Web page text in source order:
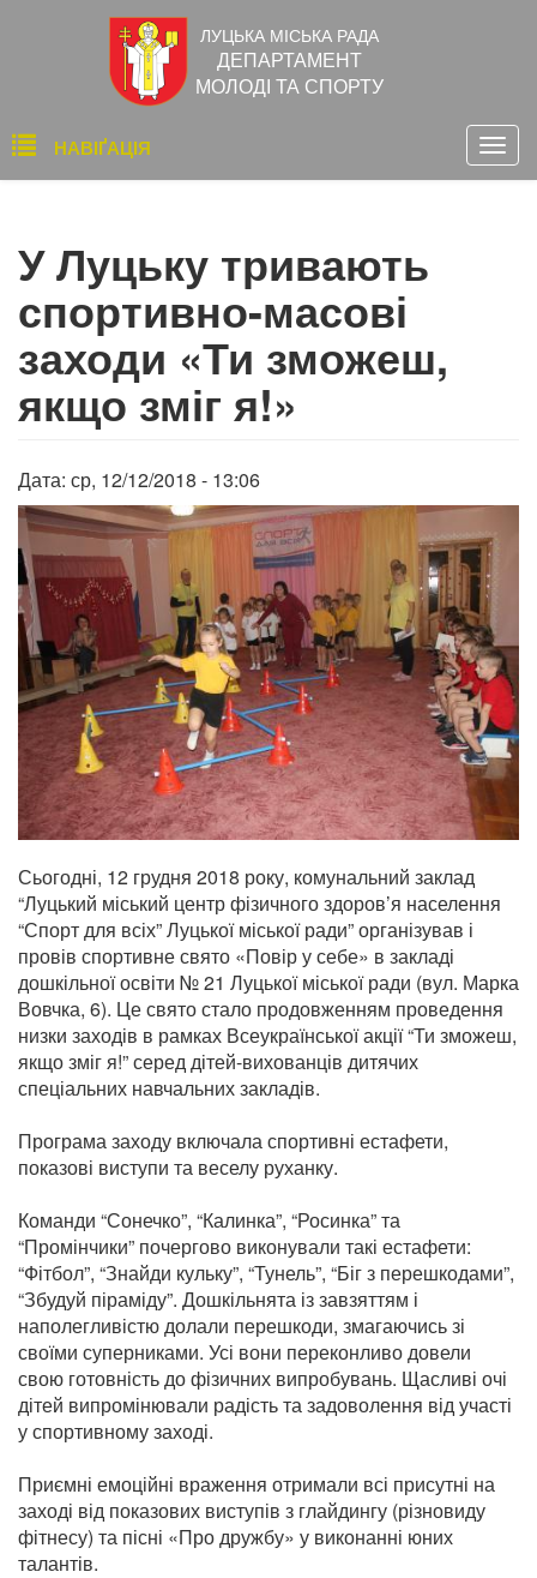
ЛУЦЬКА МІСЬКА РАДА
ДЕПАРТАМЕНТ
МОЛОДІ ТА СПОРТУ
Основна
навіґація
НАВІҐАЦІЯ
У Луцьку тривають
спортивно-масові
заходи «Ти зможеш,
якщо зміг я!»
Дата: ср, 12/12/2018 - 13:06
Сьогодні, 12 грудня 2018 року, комунальний заклад
“Луцький міський центр фізичного здоров’я населення
“Спорт для всіх” Луцької міської ради” організував і
провів спортивне свято «Повір у себе» в закладі
дошкільної освіти № 21 Луцької міської ради (вул. Марка
Вовчка, 6). Це свято стало продовженням проведення
низки заходів в рамках Всеукраїнської акції “Ти зможеш,
якщо зміг я!” серед дітей-вихованців дитячих
спеціальних навчальних закладів.
Програма заходу включала спортивні естафети,
показові виступи та веселу руханку.
Команди “Сонечко”, “Калинка”, “Росинка” та
“Промінчики” почергово виконували такі естафети:
“Фітбол”, “Знайди кульку”, “Тунель”, “Біг з перешкодами”,
“Збудуй піраміду”. Дошкільнята із завзяттям і
наполегливістю долали перешкоди, змагаючись зі
своїми суперниками. Усі вони переконливо довели
свою готовність до фізичних випробувань. Щасливі очі
дітей випромінювали радість та задоволення від участі
у спортивному заході.
Приємні емоційні враження отримали всі присутні на
заході від показових виступів з глайдингу (різновиду
фітнесу) та пісні «Про дружбу» у виконанні юних
талантів.